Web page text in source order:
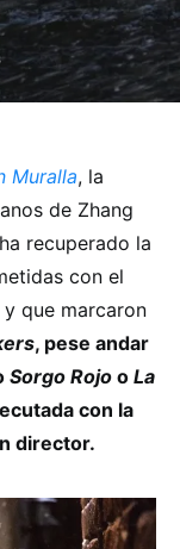
Muralla, la
de Zhang
recuperado la
con el
que marcaron
, pese andar
Sorgo Rojo o La
con la
director.